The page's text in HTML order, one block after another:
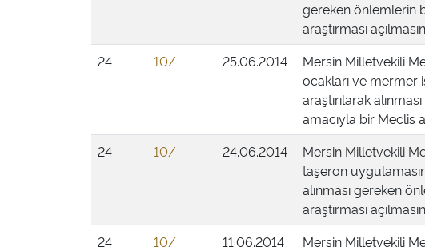
gereken önlemlerin
araştırması
24
10/ 25.06.2014
Mersin Milletvekili
ocakları ve mermer
araştırılarak
amacıyla bir Meclis
24
10/ 24.06.2014
Mersin Milletvekili
taşeron
alınması gereken
araştırması
24
10/ 11.06.2014
Mersin Milletvekili